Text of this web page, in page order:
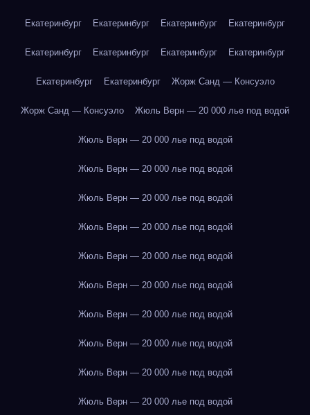
Екатеринбург Екатеринбург Екатеринбург Екатеринбург
Екатеринбург Екатеринбург Екатеринбург Екатеринбург
Екатеринбург Екатеринбург Жорж Санд — Консуэло
Жорж Санд — Консуэло Жюль Верн — 20 000 лье под водой
Жюль Верн — 20 000 лье под водой
Жюль Верн — 20 000 лье под водой
Жюль Верн — 20 000 лье под водой
Жюль Верн — 20 000 лье под водой
Жюль Верн — 20 000 лье под водой
Жюль Верн — 20 000 лье под водой
Жюль Верн — 20 000 лье под водой
Жюль Верн — 20 000 лье под водой
Жюль Верн — 20 000 лье под водой
Жюль Верн — 20 000 лье под водой